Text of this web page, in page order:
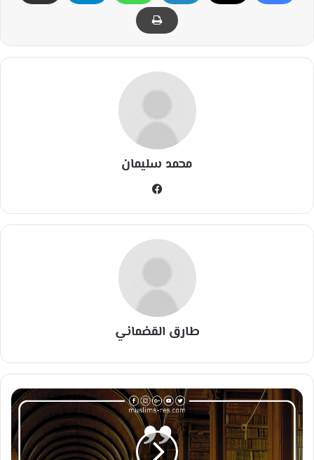
محمد سليمان
وك
طارق القضماني
ف
ا
ل
ع
ل